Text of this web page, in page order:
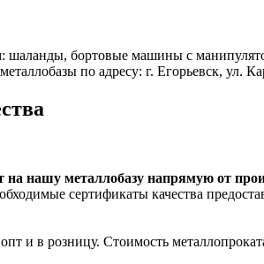
бортовые машины с
по адресу: г. Егорьевск, ул.
на нашу металлобазу напрямую от
сертификаты качества
и в розницу. Стоимость